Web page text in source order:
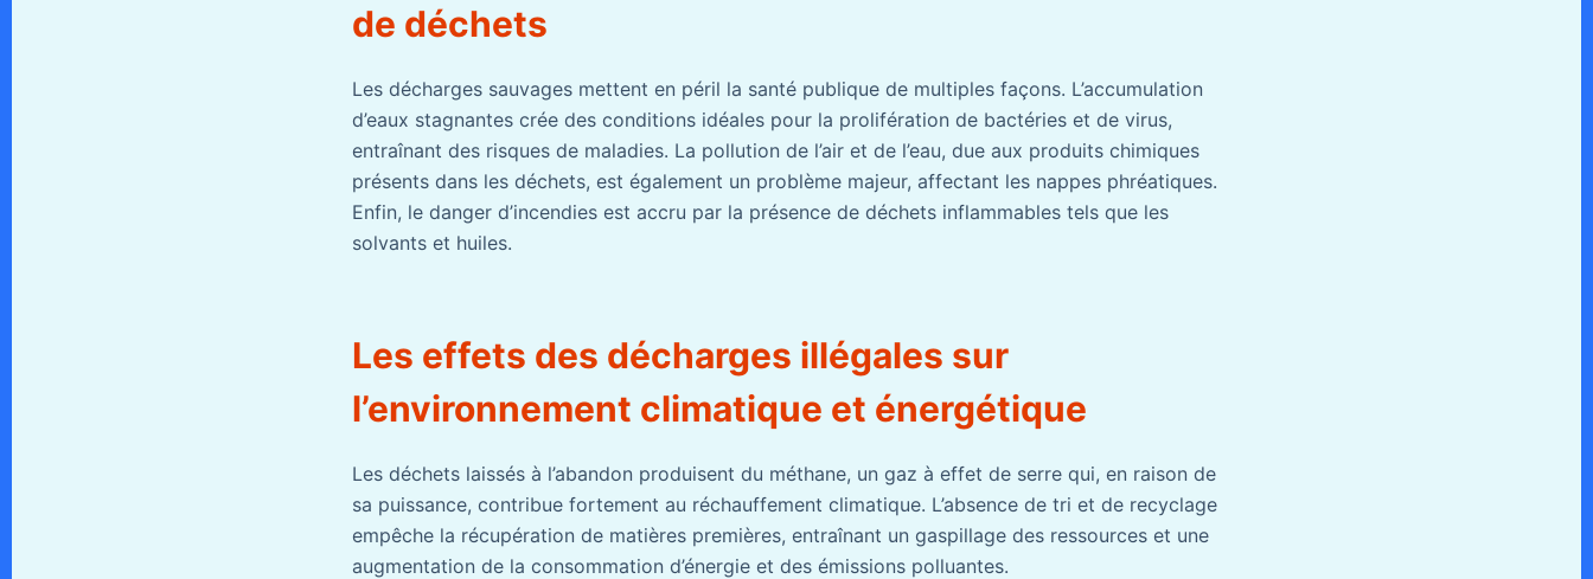
de déchets
Les décharges sauvages mettent en péril la santé publique de multiples façons. L’accumulation
d’eaux stagnantes crée des conditions idéales pour la prolifération de bactéries et de virus,
entraînant des risques de maladies. La pollution de l’air et de l’eau, due aux produits chimiques
présents dans les déchets, est également un problème majeur, affectant les nappes phréatiques.
Enfin, le danger d’incendies est accru par la présence de déchets inflammables tels que les
solvants et huiles.
Les effets des décharges illégales sur
l’environnement climatique et énergétique
Les déchets laissés à l’abandon produisent du méthane, un gaz à effet de serre qui, en raison de
sa puissance, contribue fortement au réchauffement climatique. L’absence de tri et de recyclage
empêche la récupération de matières premières, entraînant un gaspillage des ressources et une
augmentation de la consommation d’énergie et des émissions polluantes.